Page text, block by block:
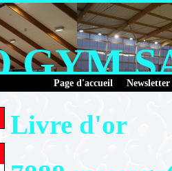
GYM
Page d'accueil Newsletter
Livre d'or